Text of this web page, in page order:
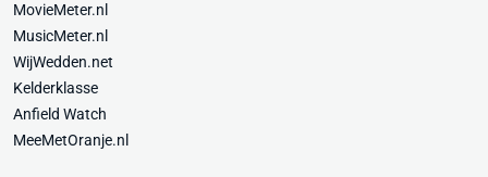
MovieMeter.nl
MusicMeter.nl
WijWedden.net
Kelderklasse
Anfield Watch
MeeMetOranje.nl